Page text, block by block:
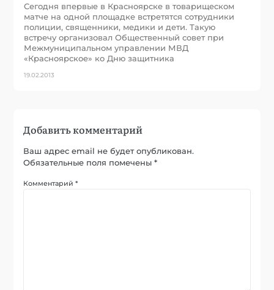
Сегодня впервые в Красноярске в товарищеском
матче на одной площадке встретятся сотрудники
полиции, священники, медики и дети. Такую
встречу организовал Общественный совет при
Межмуниципальном управлении МВД
«Красноярское» ко Дню защитника
19.02.2013
Добавить комментарий
Ваш адрес email не будет опубликован.
Обязательные поля помечены*
Комментарий*